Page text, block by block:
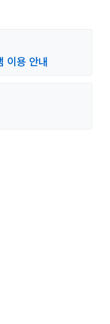
이용 안내